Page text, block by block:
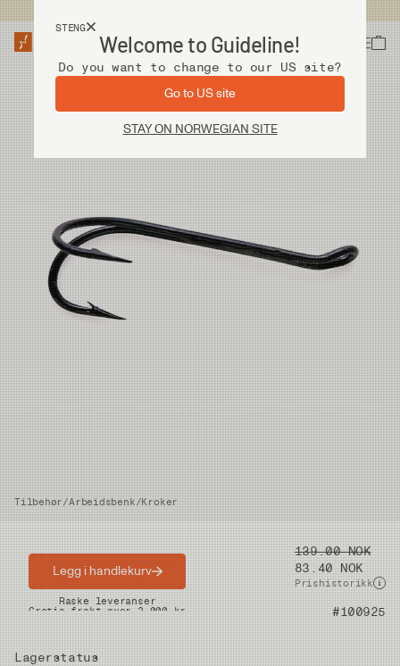
STENG
Welcome to Guideline!
Do you want to change to our US site?
Go to US site
STAY ON NORWEGIAN SITE
Tilbehør/Arbeidsbenk/Kroker
Pris
139.00 NOK
83.40 NOK
Prishistorikk
Artikkelnummer #100925
Lagerstatus
Legg i handlekurv
Raske leveranser
Gratis frakt over 2.000 kr